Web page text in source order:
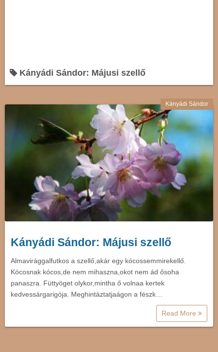
Kányádi Sándor: Májusi szellő
Kányádi Sándor
Kányádi Sándor: Májusi szellő
Almavirággalfutkos a szellő,akár egy kócossemmirekellő.
Kócosnak kócos,de nem mihaszna,okot nem ád ősoha
panaszra. Füttyöget olykor,mintha ő volnaa kertek
kedvessárgarigója. Meghintáztatjaágon a fészk…
Read More